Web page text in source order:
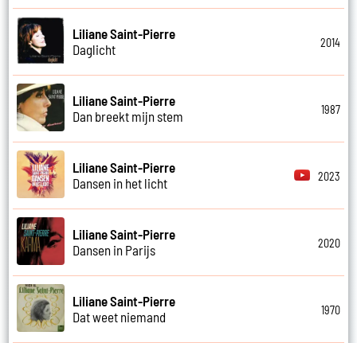
Liliane Saint-Pierre
Daglicht
2014
Liliane Saint-Pierre
Dan breekt mijn stem
1987
Liliane Saint-Pierre
Dansen in het licht
2023
Liliane Saint-Pierre
Dansen in Parijs
2020
Liliane Saint-Pierre
Dat weet niemand
1970